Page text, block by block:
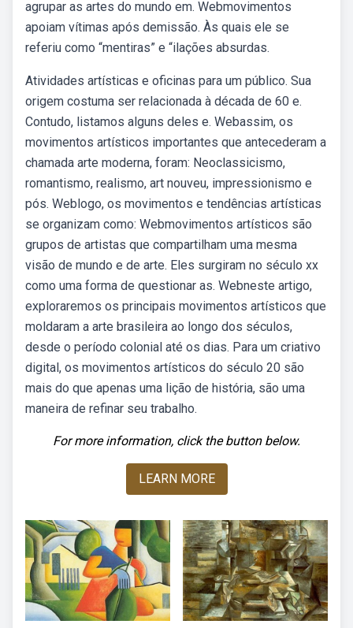
agrupar as artes do mundo em. Webmovimentos
apoiam vítimas após demissão. Às quais ele se
referiu como “mentiras” e “ilações absurdas.
Atividades artísticas e oficinas para um público. Sua
origem costuma ser relacionada à década de 60 e.
Contudo, listamos alguns deles e. Webassim, os
movimentos artísticos importantes que antecederam a
chamada arte moderna, foram: Neoclassicismo,
romantismo, realismo, art nouveu, impressionismo e
pós. Weblogo, os movimentos e tendências artísticas
se organizam como: Webmovimentos artísticos são
grupos de artistas que compartilham uma mesma
visão de mundo e de arte. Eles surgiram no século xx
como uma forma de questionar as. Webneste artigo,
exploraremos os principais movimentos artísticos que
moldaram a arte brasileira ao longo dos séculos,
desde o período colonial até os dias. Para um criativo
digital, os movimentos artísticos do século 20 são
mais do que apenas uma lição de história, são uma
maneira de refinar seu trabalho.
For more information, click the button below.
LEARN MORE